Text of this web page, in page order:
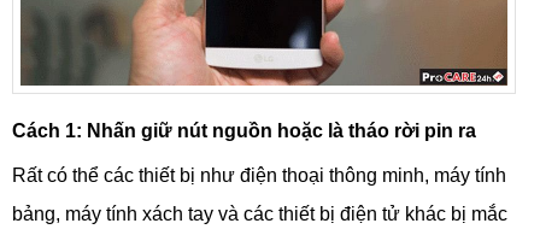
Cách 1: Nhấn giữ nút nguồn hoặc là tháo rời pin ra
Rất có thể các thiết bị như điện thoại thông minh, máy tính
bảng, máy tính xách tay và các thiết bị điện tử khác bị mắc